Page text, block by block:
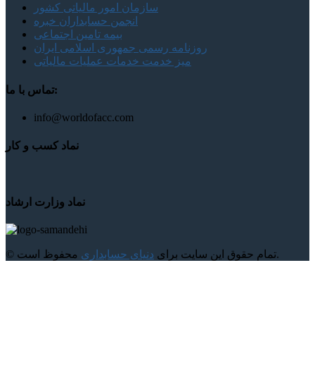
سازمان امور مالیاتی کشور
انجمن حسابداران خبره
بیمه تامین اجتماعی
روزنامه رسمی جمهوری اسلامی ایران
میز خدمت خدمات عملیات مالیاتی
تماس با ما:
info@worldofacc.com
نماد کسب و کار
نماد وزارت ارشاد
© تمام حقوق این سایت برای دنیای حسابداری محفوظ است.